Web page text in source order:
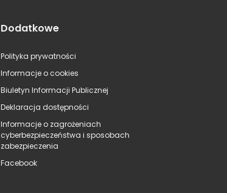
Dodatkowe
Polityka prywatności
Informacje o cookies
Biuletyn Informacji Publicznej
Deklaracja dostępności
Informacje o zagrożeniach
cyberbezpieczeństwa i sposobach
zabezpieczenia
Facebook